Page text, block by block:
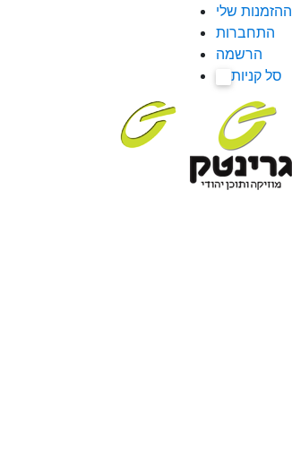
ההזמנות שלי
התחברות
הרשמה
סל קניות